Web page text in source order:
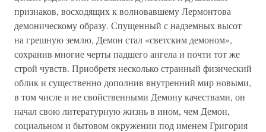
признаков, восходящих к волновавшему Лермонтова
демоническому образу. Спущенный с надземных высот
на грешную землю, Демон стал «светским демоном»,
сохранив многие черты падшего ангела и почти тот же
строй чувств. Приобретя несколько странный физический
облик и существенно дополнив внутренний мир новыми,
в том числе и не свойственными Демону качествами, он
начал свою литературную жизнь в ином, чем Демон,
социальном и бытовом окружении под именем Григория